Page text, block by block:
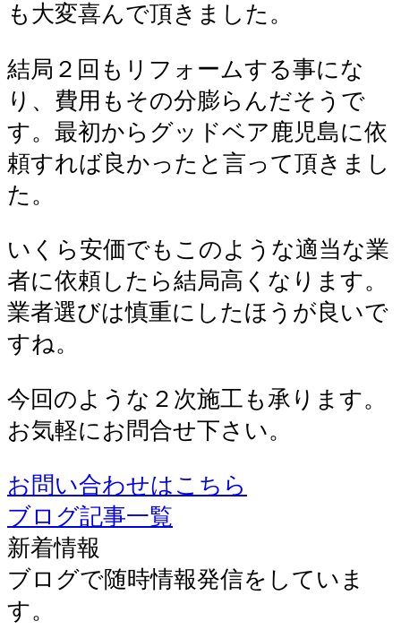
も大変喜んで頂きました。
結局２回もリフォームする事にな
り、費用もその分膨らんだそうで
す。最初からグッドベア鹿児島に依
頼すれば良かったと言って頂きまし
た。
いくら安価でもこのような適当な業
者に依頼したら結局高くなります。
業者選びは慎重にしたほうが良いで
すね。
今回のような２次施工も承ります。
お気軽にお問合せ下さい。
お問い合わせはこちら
ブログ記事一覧
新着情報
ブログで随時情報発信をしていま
す。